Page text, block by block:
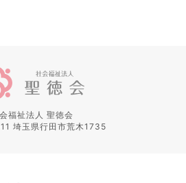
福祉法人 聖徳会
埼玉県行田市荒木1735